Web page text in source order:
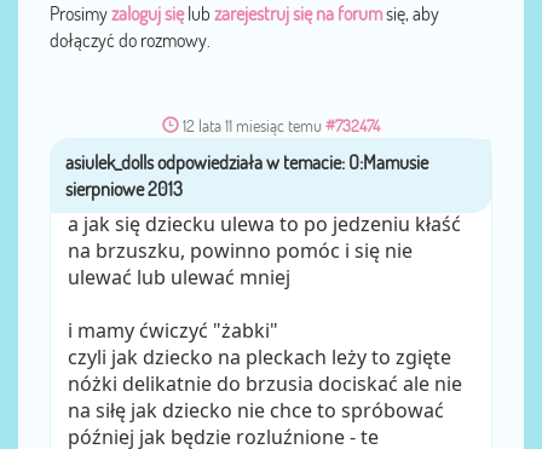
Prosimyzaloguj sięlub zarejestruj się na forumsię, aby
dołączyć do rozmowy.
12 lata 11 miesiąc temu #732474
przezasiulek_dolls
a jak się dziecku ulewa to po jedzeniu kłaść
na brzuszku, powinno pomóc i się nie
ulewać lub ulewać mniej
i mamy ćwiczyć "żabki"
czyli jak dziecko na pleckach leży to zgięte
nóżki delikatnie do brzusia dociskać ale nie
na siłę jak dziecko nie chce to spróbować
później jak będzie rozluźnione - te